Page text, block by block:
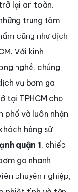
lại an toàn.
trung tâm
cũng như dịch
Với kinh
nghề, chúng
vụ bơm ga
ở tại TPHCM cho
phố và luôn nhận
hàng sử
quận 1, chiếc
ga nhanh
chuyên nghiệp,